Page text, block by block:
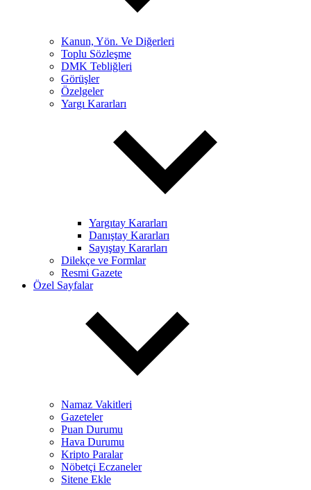
Kanun, Yön. Ve Diğerleri
Toplu Sözleşme
DMK Tebliğleri
Görüşler
Özelgeler
Yargı Kararları
Yargıtay Kararları
Danıştay Kararları
Sayıştay Kararları
Dilekçe ve Formlar
Resmi Gazete
Özel Sayfalar
Namaz Vakitleri
Gazeteler
Puan Durumu
Hava Durumu
Kripto Paralar
Nöbetçi Eczaneler
Sitene Ekle